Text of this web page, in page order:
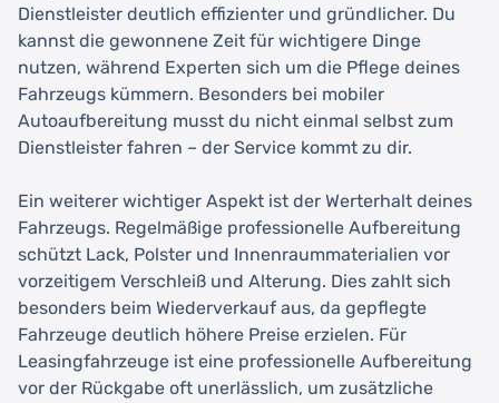
Dienstleister deutlich effizienter und gründlicher. Du
kannst die gewonnene Zeit für wichtigere Dinge
nutzen, während Experten sich um die Pflege deines
Fahrzeugs kümmern. Besonders bei mobiler
Autoaufbereitung musst du nicht einmal selbst zum
Dienstleister fahren – der Service kommt zu dir.
Ein weiterer wichtiger Aspekt ist der Werterhalt deines
Fahrzeugs. Regelmäßige professionelle Aufbereitung
schützt Lack, Polster und Innenraummaterialien vor
vorzeitigem Verschleiß und Alterung. Dies zahlt sich
besonders beim Wiederverkauf aus, da gepflegte
Fahrzeuge deutlich höhere Preise erzielen. Für
Leasingfahrzeuge ist eine professionelle Aufbereitung
vor der Rückgabe oft unerlässlich, um zusätzliche